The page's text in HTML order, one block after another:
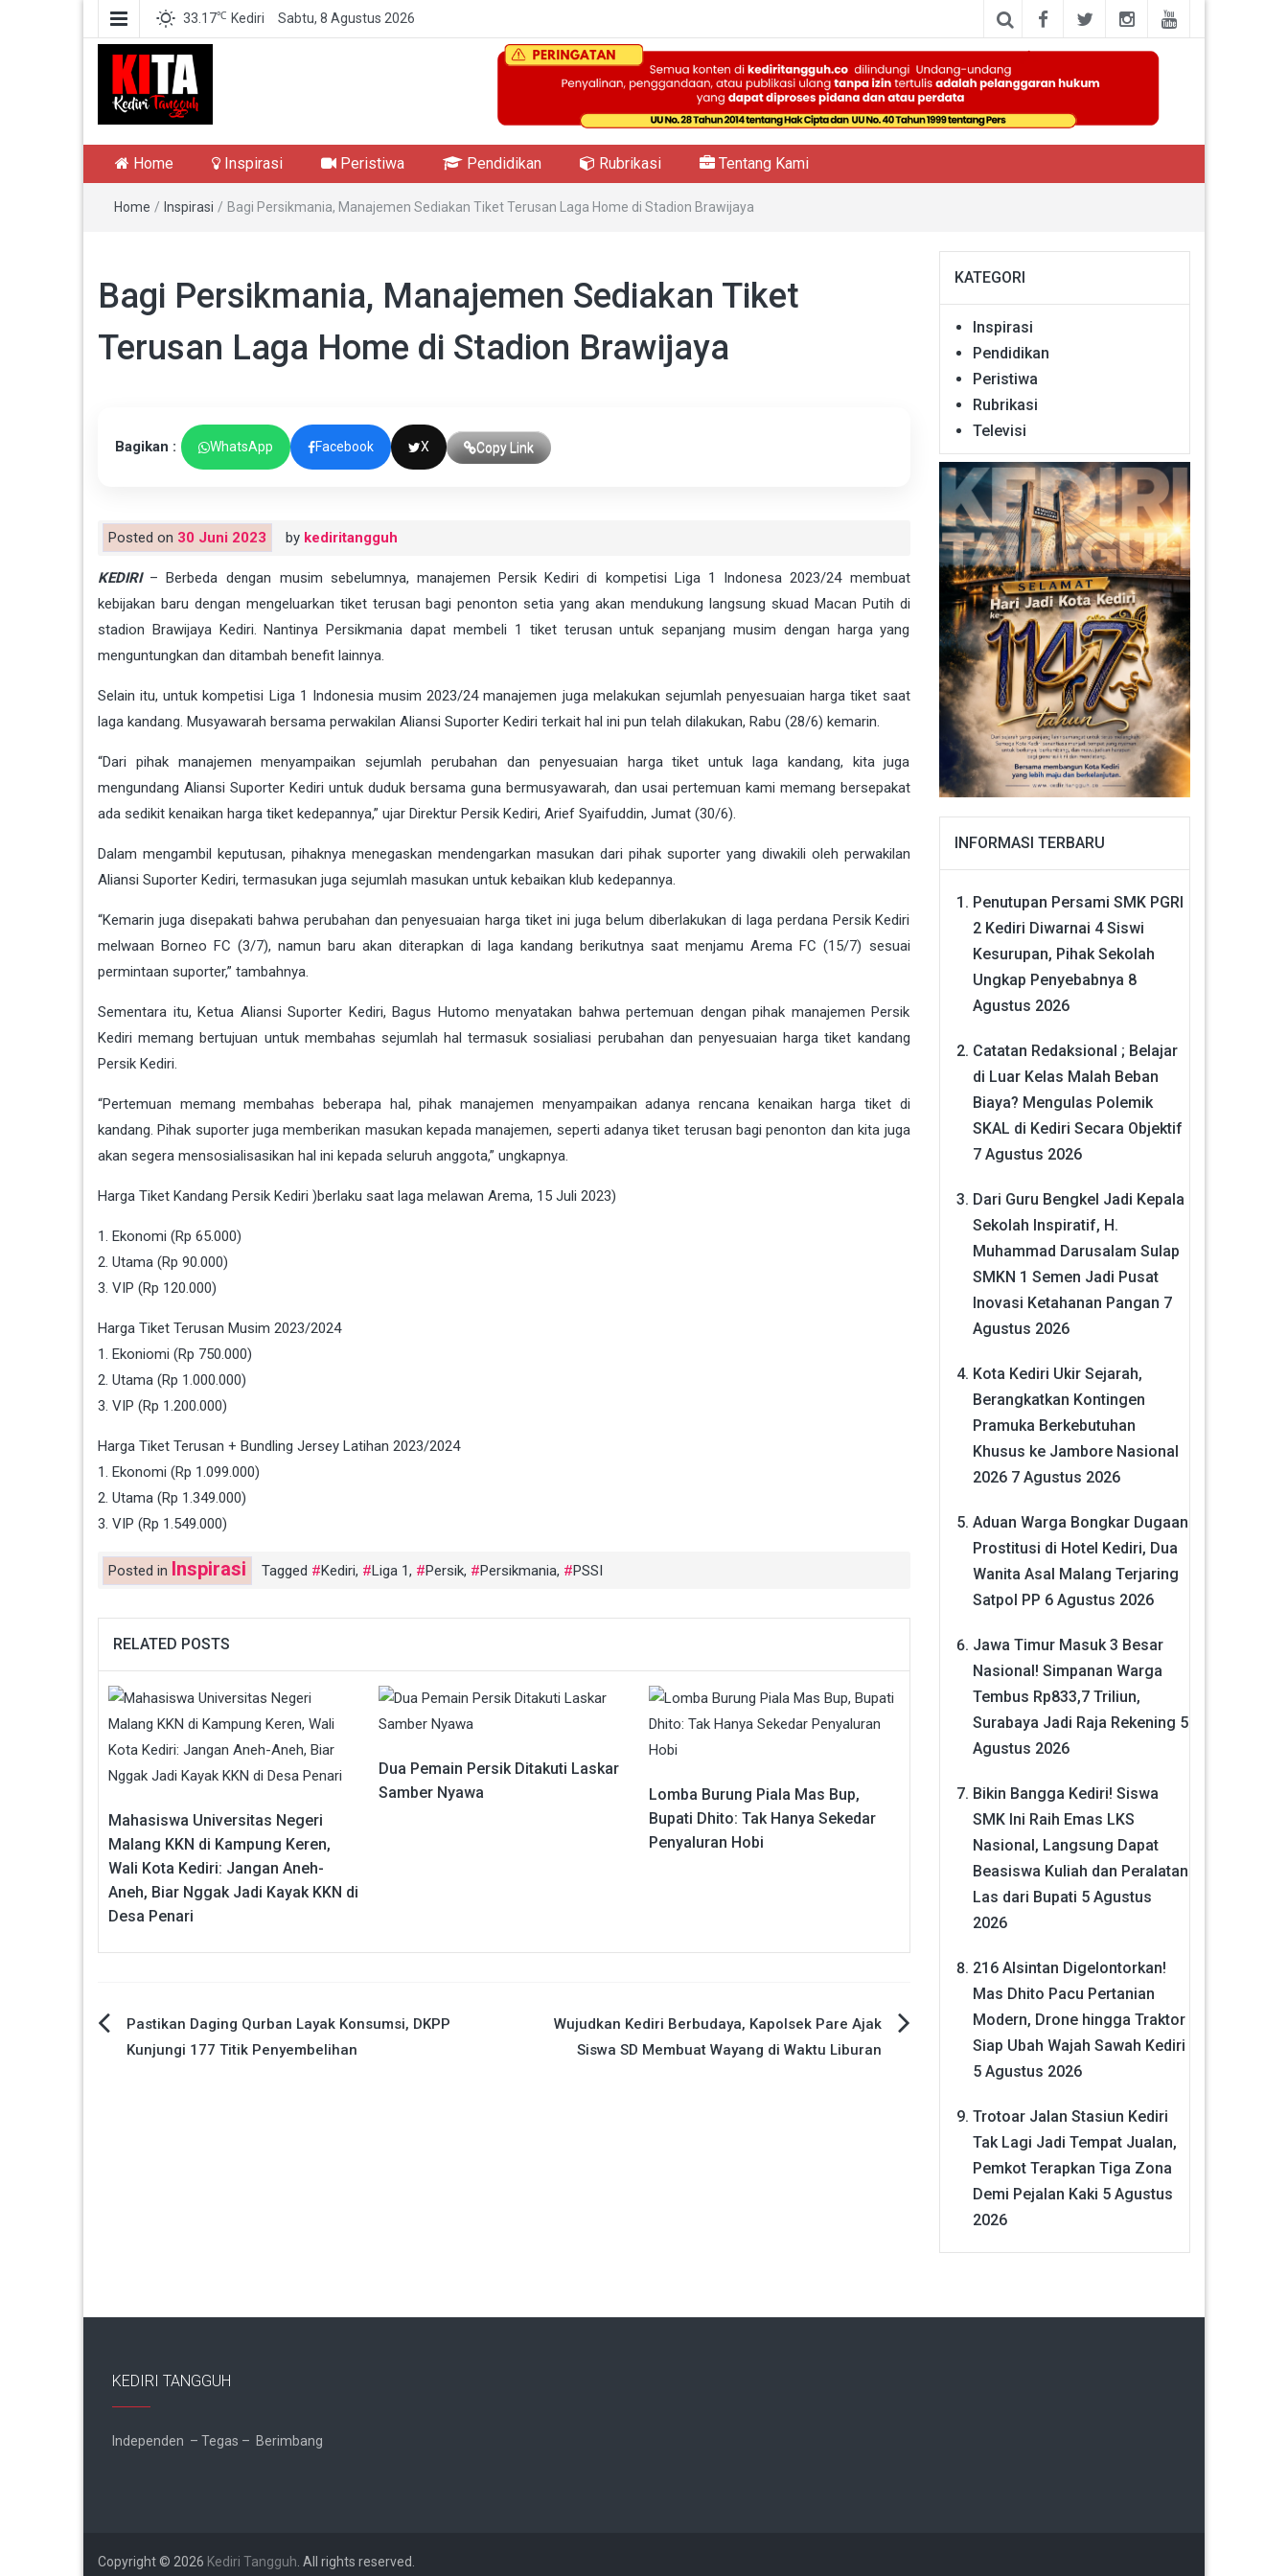
33.17℃ Kediri Sabtu, 8 Agustus 2026
Kediri Tangguh
Home Inspirasi Peristiwa Pendidikan Rubrikasi Tentang Kami
Home / Inspirasi / Bagi Persikmania, Manajemen Sediakan Tiket Terusan Laga Home di Stadion Brawijaya
Bagi Persikmania, Manajemen Sediakan Tiket
Terusan Laga Home di Stadion Brawijaya
Bagikan : WhatsApp Facebook X Copy Link
Posted on 30 Juni 2023 by kediritangguh
KEDIRI– Berbeda dengan musim sebelumnya, manajemen Persik Kediri di kompetisi Liga 1 Indonesa 2023/24 membuat
kebijakan baru dengan mengeluarkan tiket terusan bagi penonton setia yang akan mendukung langsung skuad Macan Putih di
stadion Brawijaya Kediri. Nantinya Persikmania dapat membeli 1 tiket terusan untuk sepanjang musim dengan harga yang
menguntungkan dan ditambah benefit lainnya.
Selain itu, untuk kompetisi Liga 1 Indonesia musim 2023/24 manajemen juga melakukan sejumlah penyesuaian harga tiket saat
laga kandang. Musyawarah bersama perwakilan Aliansi Suporter Kediri terkait hal ini pun telah dilakukan, Rabu (28/6) kemarin.
“Dari pihak manajemen menyampaikan sejumlah perubahan dan penyesuaian harga tiket untuk laga kandang, kita juga
mengundang Aliansi Suporter Kediri untuk duduk bersama guna bermusyawarah, dan usai pertemuan kami memang bersepakat
ada sedikit kenaikan harga tiket kedepannya,” ujar Direktur Persik Kediri, Arief Syaifuddin, Jumat (30/6).
Dalam mengambil keputusan, pihaknya menegaskan mendengarkan masukan dari pihak suporter yang diwakili oleh perwakilan
Aliansi Suporter Kediri, termasukan juga sejumlah masukan untuk kebaikan klub kedepannya.
“Kemarin juga disepakati bahwa perubahan dan penyesuaian harga tiket ini juga belum diberlakukan di laga perdana Persik Kediri
melwaan Borneo FC (3/7), namun baru akan diterapkan di laga kandang berikutnya saat menjamu Arema FC (15/7) sesuai
permintaan suporter,” tambahnya.
Sementara itu, Ketua Aliansi Suporter Kediri, Bagus Hutomo menyatakan bahwa pertemuan dengan pihak manajemen Persik
Kediri memang bertujuan untuk membahas sejumlah hal termasuk sosialiasi perubahan dan penyesuaian harga tiket kandang
Persik Kediri.
“Pertemuan memang membahas beberapa hal, pihak manajemen menyampaikan adanya rencana kenaikan harga tiket di
kandang. Pihak suporter juga memberikan masukan kepada manajemen, seperti adanya tiket terusan bagi penonton dan kita juga
akan segera mensosialisasikan hal ini kepada seluruh anggota,” ungkapnya.
Harga Tiket Kandang Persik Kediri )berlaku saat laga melawan Arema, 15 Juli 2023)
1. Ekonomi (Rp 65.000)
2. Utama (Rp 90.000)
3. VIP (Rp 120.000)
Harga Tiket Terusan Musim 2023/2024
1. Ekoniomi (Rp 750.000)
2. Utama (Rp 1.000.000)
3. VIP (Rp 1.200.000)
Harga Tiket Terusan + Bundling Jersey Latihan 2023/2024
1. Ekonomi (Rp 1.099.000)
2. Utama (Rp 1.349.000)
3. VIP (Rp 1.549.000)
Posted in Inspirasi Tagged Kediri, Liga 1, Persik, Persikmania, PSSI
RELATED POSTS
Mahasiswa Universitas Negeri
Malang KKN di Kampung Keren,
Wali Kota Kediri: Jangan Aneh-
Aneh, Biar Nggak Jadi Kayak KKN di
Desa Penari
Dua Pemain Persik Ditakuti Laskar
Samber Nyawa
Lomba Burung Piala Mas Bup,
Bupati Dhito: Tak Hanya Sekedar
Penyaluran Hobi
Navigasi
Pastikan Daging Qurban Layak Konsumsi, DKPP
Kunjungi 177 Titik Penyembelihan
Wujudkan Kediri Berbudaya, Kapolsek Pare Ajak
Siswa SD Membuat Wayang di Waktu Liburan
KATEGORI
Inspirasi
Pendidikan
Peristiwa
Rubrikasi
Televisi
INFORMASI TERBARU
Penutupan Persami SMK PGRI
2 Kediri Diwarnai 4 Siswi
Kesurupan, Pihak Sekolah
Ungkap Penyebabnya 8
Agustus 2026
Catatan Redaksional ; Belajar
di Luar Kelas Malah Beban
Biaya? Mengulas Polemik
SKAL di Kediri Secara Objektif
7 Agustus 2026
Dari Guru Bengkel Jadi Kepala
Sekolah Inspiratif, H.
Muhammad Darusalam Sulap
SMKN 1 Semen Jadi Pusat
Inovasi Ketahanan Pangan 7
Agustus 2026
Kota Kediri Ukir Sejarah,
Berangkatkan Kontingen
Pramuka Berkebutuhan
Khusus ke Jambore Nasional
2026 7 Agustus 2026
Aduan Warga Bongkar Dugaan
Prostitusi di Hotel Kediri, Dua
Wanita Asal Malang Terjaring
Satpol PP 6 Agustus 2026
Jawa Timur Masuk 3 Besar
Nasional! Simpanan Warga
Tembus Rp833,7 Triliun,
Surabaya Jadi Raja Rekening 5
Agustus 2026
Bikin Bangga Kediri! Siswa
SMK Ini Raih Emas LKS
Nasional, Langsung Dapat
Beasiswa Kuliah dan Peralatan
Las dari Bupati 5 Agustus
2026
216 Alsintan Digelontorkan!
Mas Dhito Pacu Pertanian
Modern, Drone hingga Traktor
Siap Ubah Wajah Sawah Kediri
5 Agustus 2026
Trotoar Jalan Stasiun Kediri
Tak Lagi Jadi Tempat Jualan,
Pemkot Terapkan Tiga Zona
Demi Pejalan Kaki 5 Agustus
2026
KEDIRI TANGGUH
Independen – Tegas – Berimbang
Copyright © 2026 Kediri Tangguh . All rights reserved.